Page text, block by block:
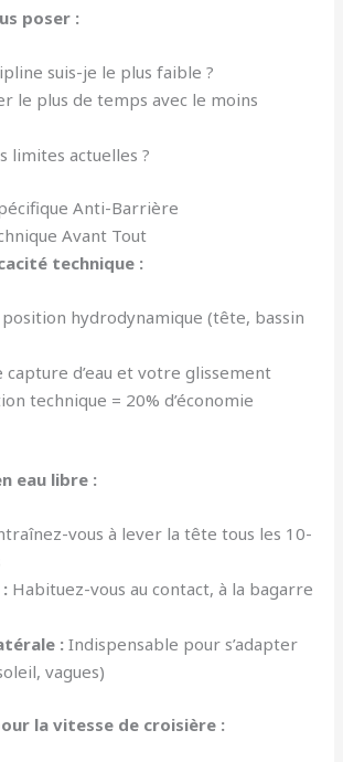
poser :
suis-je le plus faible ?
le plus de temps avec le moins
limites actuelles ?
Anti-Barrière
Avant Tout
technique :
hydrodynamique (tête, bassin
d’eau et votre glissement
technique = 20% d’économie
eau libre :
vous à lever la tête tous les 10-
Habituez-vous au contact, à la bagarre
: Indispensable pour s’adapter
vagues)
la vitesse de croisière :